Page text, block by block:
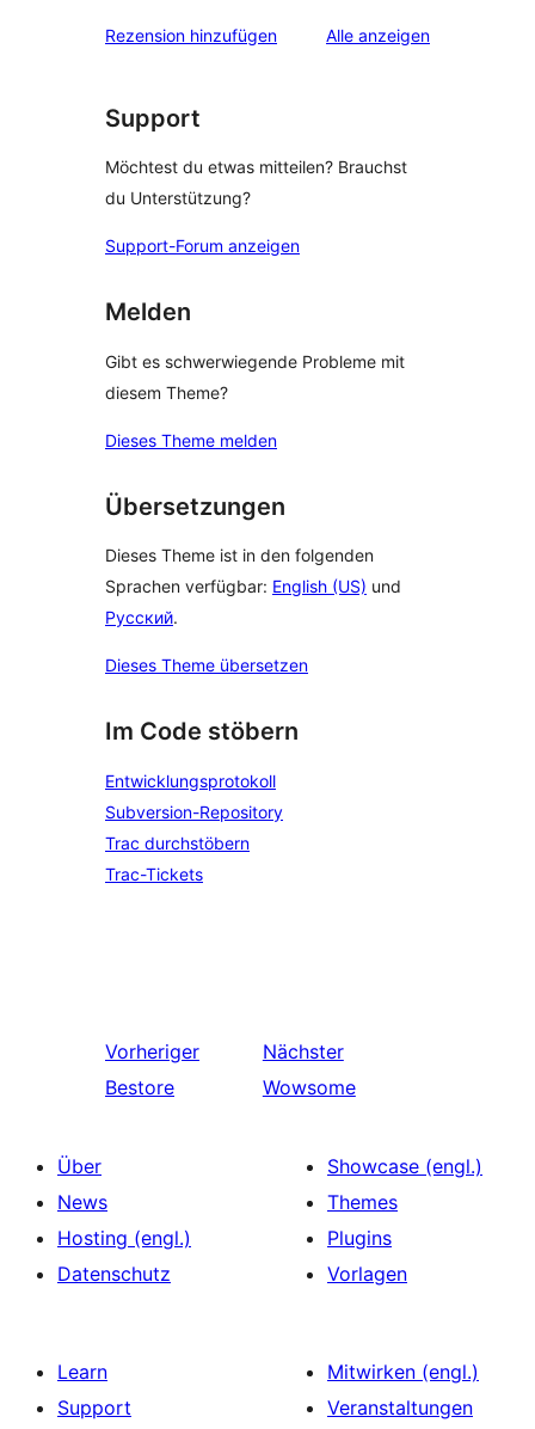
Rezension hinzufügen Alle Rezensionen
anzeigen
Support
Möchtest du etwas mitteilen? Brauchst
du Unterstützung?
Support-Forum anzeigen
Melden
Gibt es schwerwiegende Probleme mit
diesem Theme?
Dieses Theme melden
Übersetzungen
Dieses Theme ist in den folgenden
Sprachen verfügbar: English (US) und
Русский.
Dieses Theme übersetzen
Im Code stöbern
Entwicklungsprotokoll
Subversion-Repository
Trac durchstöbern
Trac-Tickets
Vorheriger
Bestore
Nächster
Wowsome
Über
News
Hosting (engl.)
Datenschutz
Showcase (engl.)
Themes
Plugins
Vorlagen
Learn
Support
Mitwirken (engl.)
Veranstaltungen